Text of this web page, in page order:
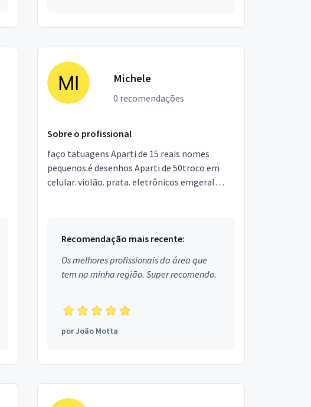
Michele
0 recomendações
Sobre o profissional
faço tatuagens Aparti de 15 reais nomes
pequenos.é desenhos Aparti de 50troco em
celular. violão. prata. eletrônicos emgeral
Recomendação mais recente:
Os melhores profissionais da área que
tem na minha região. Super recomendo.
porJoão Motta